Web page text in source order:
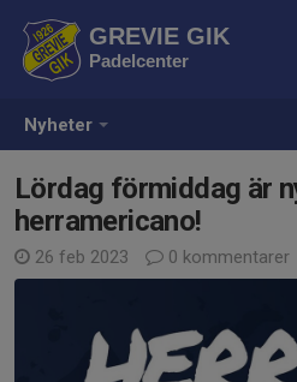
Nyheter
GREVIE GIK
Padelcenter
Lördag förmiddag är
herramericano!
26 feb 2023 0 kommentarer